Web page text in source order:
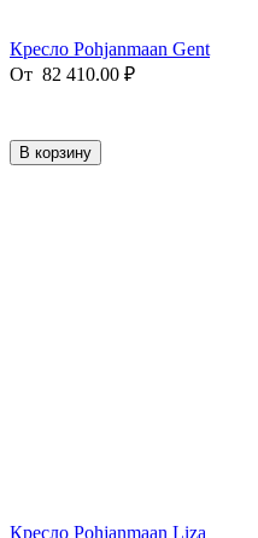
Кресло Pohjanmaan Gent
От 82 410.00 ₽
В корзину
Кресло Pohjanmaan Liza